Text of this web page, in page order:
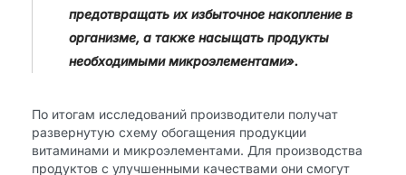
предотвращать их избыточное накопление в
организме, а также насыщать продукты
необходимыми микроэлементами».
По итогам исследований производители получат
развернутую схему обогащения продукции
витаминами и микроэлементами. Для производства
продуктов с улучшенными качествами они смогут